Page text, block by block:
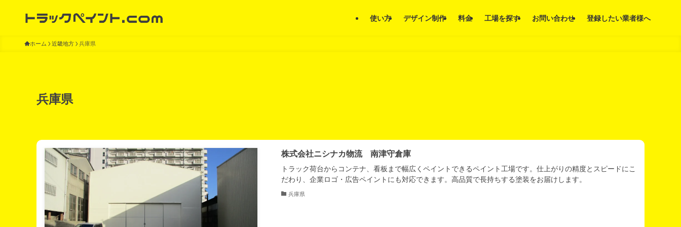
使い方 デザイン制作 料金 工場を探す お問い合わせ 登録したい業者様へ
ホーム 近畿地方 兵庫県
兵庫県
株式会社ニシナカ物流 南津守倉庫
トラック荷台からコンテナ、看板まで幅広くペイントできるペイント工場です。仕上がりの精度とスピードにこ
だわり、企業ロゴ・広告ペイントにも対応できます。高品質で長持ちする塗装をお届けします。
兵庫県